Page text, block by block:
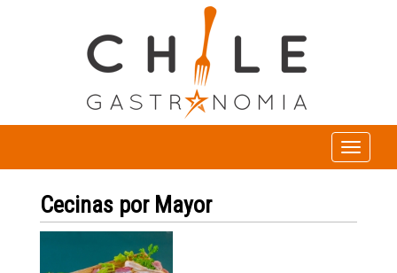
Toggle
navigation
Cecinas por Mayor